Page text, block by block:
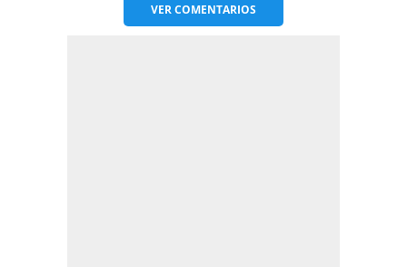
VERCOMENTARIOS